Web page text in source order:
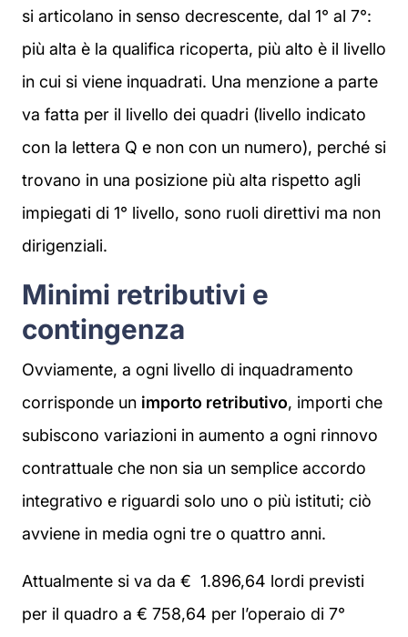
si articolano in senso decrescente, dal 1° al 7°:
più alta è la qualifica ricoperta, più alto è il livello
in cui si viene inquadrati. Una menzione a parte
va fatta per il livello dei quadri (livello indicato
con la lettera Q e non con un numero), perché si
trovano in una posizione più alta rispetto agli
impiegati di 1° livello, sono ruoli direttivi ma non
dirigenziali.
Minimi retributivi e
contingenza
Ovviamente, a ogni livello di inquadramento
corrisponde un importo retributivo, importi che
subiscono variazioni in aumento a ogni rinnovo
contrattuale che non sia un semplice accordo
integrativo e riguardi solo uno o più istituti; ciò
avviene in media ogni tre o quattro anni.
Attualmente si va da € 1.896,64 lordi previsti
per il quadro a € 758,64 per l’operaio di 7°